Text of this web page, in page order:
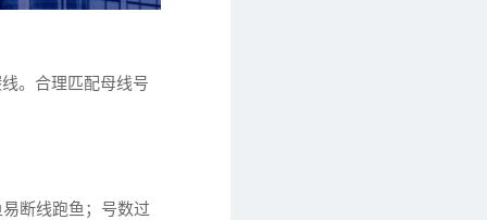
。合理匹配母线号
断线跑鱼；号数过